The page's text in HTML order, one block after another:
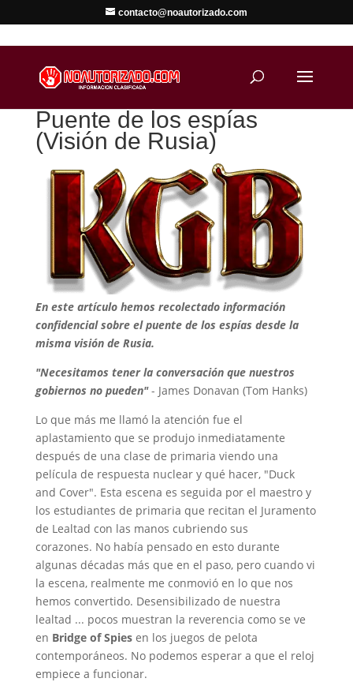
contacto@noautorizado.com
Puente de los espías
(Visión de Rusia)
En este artículo hemos recolectado información
confidencial sobre el puente de los espías desde la
misma visión de Rusia.
"Necesitamos tener la conversación que nuestros
gobiernos no pueden" - James Donavan (Tom Hanks)
Lo que más me llamó la atención fue el
aplastamiento que se produjo inmediatamente
después de una clase de primaria viendo una
película de respuesta nuclear y qué hacer, "Duck
and Cover". Esta escena es seguida por el maestro y
los estudiantes de primaria que recitan el Juramento
de Lealtad con las manos cubriendo sus
corazones. No había pensado en esto durante
algunas décadas más que en el paso, pero cuando vi
la escena, realmente me conmovió en lo que nos
hemos convertido. Desensibilizado de nuestra
lealtad ... pocos muestran la reverencia como se ve
en Bridge of Spiesen los juegos de pelota
contemporáneos. No podemos esperar a que el reloj
empiece a funcionar.